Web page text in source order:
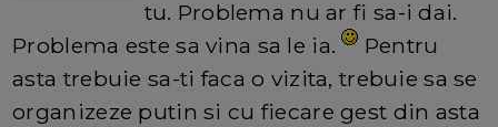
tu. Problema nu ar fi sa-i dai.
Problema este sa vina sa le ia.
Pentru
asta trebuie sa-ti faca o vizita, trebuie sa se
organizeze putin si cu fiecare gest din asta